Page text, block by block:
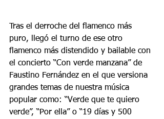
Tras el derroche del flamenco más
puro, llegó el turno de ese otro
flamenco más distendido y bailable con
el concierto “Con verde manzana” de
Faustino Fernández en el que versiona
grandes temas de nuestra música
popular como: “Verde que te quiero
verde”, “Por ella” o “19 días y 500